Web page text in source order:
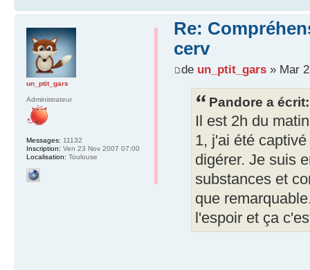
Re:
cerv
de un_ptit_gars» Mar
Pandore a écrit:
Il est 2h du
1, j'ai été
digérer. Je suis
substances et
que
l'espoir et ça
un_ptit_gars
Administrateur
Messages: 11132
Inscription: Ven 23 Nov 2007 07:00
Localisation: Toulouse